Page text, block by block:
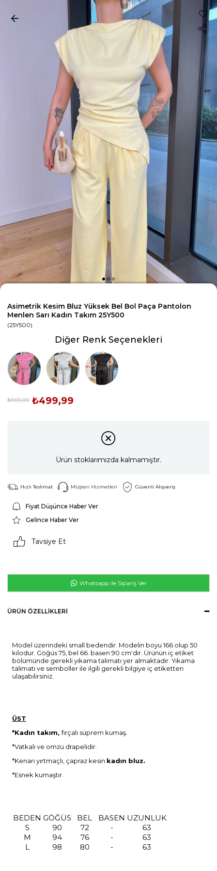
Asimetrik Kesim Bluz Yüksek Bel Bol Paça Pantolon
Menlen Sarı Kadın Takım 25Y500
(25Y500)
Diğer Renk Seçenekleri
Tükendi Tükendi Tükendi
₺999,99 ₺499,99
Ürün stoklarımızda kalmamıştır.
Hızlı Teslimat Müşteri Hizmetleri Güvenli Alışveriş
Fiyat Düşünce Haber Ver
Gelince Haber Ver
Tavsiye Et
Whatsapp ile Sipariş Ver
ÜRÜN ÖZELLIKLERI
Model üzerindeki small bedendir. Modelin boyu 166 olup 50
kilodur. Göğüs 75, bel 66. basen 90 cm'dir. Ürünün iç etiket
bölümünde gerekli yıkama talimatı yer almaktadır. Yıkama
talimatı ve semboller ile ilgili gerekli bilgiye iç etiketten
ulaşabilirsiniz.
ÜST
*Kadın takım,fırçalı süprem kumaş.
*Vatkalı ve omzu drapelidir.
*Kenarı yırtmaçlı, çapraz kesin kadın bluz.
*Esnek kumaştır.
BEDEN GÖĞÜS BEL BASEN UZUNLUK
S
90 72 -
63
M
94 76 -
63
L
98 80 - 63